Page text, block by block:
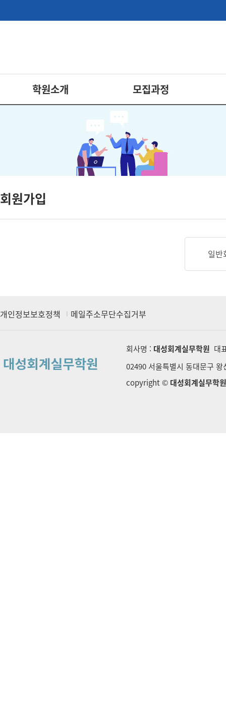
학원소개 모집과정
회원가입
일반
개인정보보호정책 메일주소무단수집거부
회사명 : 대성회계실무학원 대
02490 서울특별시 동대문구
copyright © 대성회계실무학원